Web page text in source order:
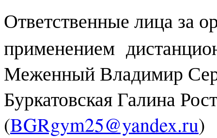
Ответственные лица за
применением
Меженный Владимир
Буркатовская Галина
(BGRgym25@yandex.ru)